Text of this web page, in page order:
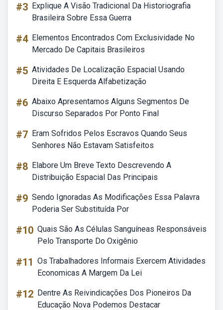
#3 Explique A Visão Tradicional Da Historiografia
Brasileira Sobre Essa Guerra
#4 Elementos Encontrados Com Exclusividade No
Mercado De Capitais Brasileiros
#5 Atividades De Localização Espacial Usando
Direita E Esquerda Alfabetização
#6 Abaixo Apresentamos Alguns Segmentos De
Discurso Separados Por Ponto Final
#7 Eram Sofridos Pelos Escravos Quando Seus
Senhores Não Estavam Satisfeitos
#8 Elabore Um Breve Texto Descrevendo A
Distribuição Espacial Das Principais
#9 Sendo Ignoradas As Modificações Essa Palavra
Poderia Ser Substituída Por
#10 Quais São As Células Sanguíneas Responsáveis
Pelo Transporte Do Oxigênio
#11 Os Trabalhadores Informais Exercem Atividades
Economicas A Margem Da Lei
#12 Dentre As Reivindicações Dos Pioneiros Da
Educação Nova Podemos Destacar